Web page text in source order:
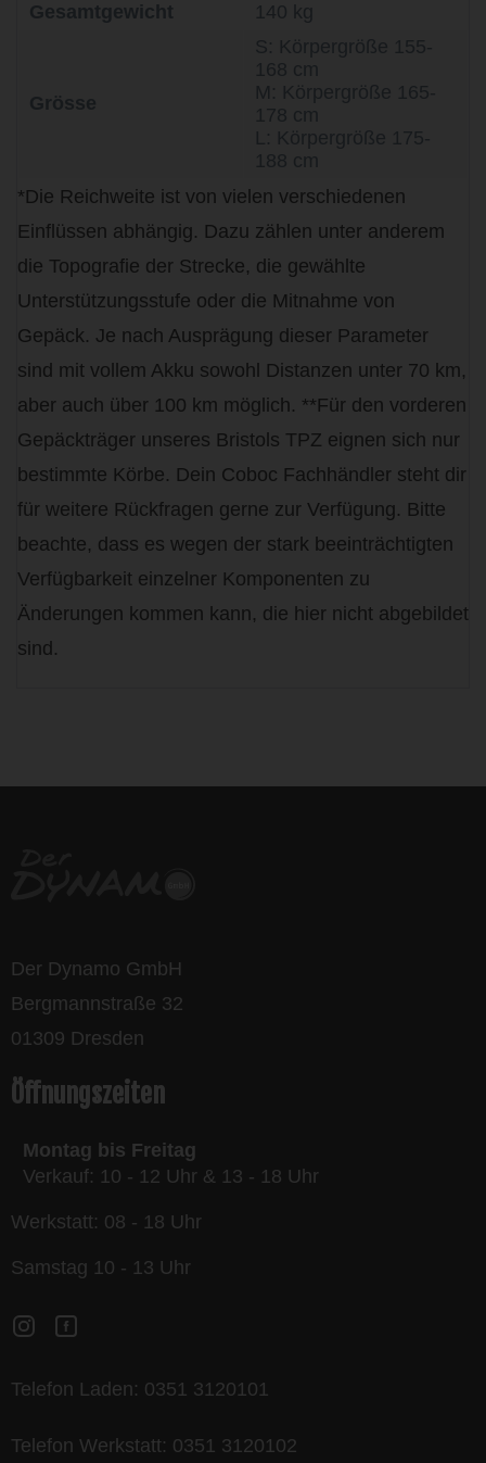
Gesamtgewicht
140 kg
*Die Reichweite ist von vielen verschiedenen
Einflüssen abhängig. Dazu zählen unter anderem
die Topografie der Strecke, die gewählte
Unterstützungsstufe oder die Mitnahme von
Gepäck. Je nach Ausprägung dieser Parameter
sind mit vollem Akku sowohl Distanzen unter 70 km,
aber auch über 100 km möglich. **Für den vorderen
Gepäckträger unseres Bristols TPZ eignen sich nur
bestimmte Körbe. Dein Coboc Fachhändler steht dir
für weitere Rückfragen gerne zur Verfügung. Bitte
beachte, dass es wegen der stark beeinträchtigten
Verfügbarkeit einzelner Komponenten zu
Änderungen kommen kann, die hier nicht abgebildet
sind.
Der Dynamo GmbH
Bergmannstraße 32
01309 Dresden
Öffnungszeiten
Montag bis Freitag
Verkauf: 10 - 12 Uhr & 13 - 18 Uhr
Werkstatt: 08 - 18 Uhr
Samstag 10 - 13 Uhr
Telefon Laden: 0351 3120101
Telefon Werkstatt: 0351 3120102